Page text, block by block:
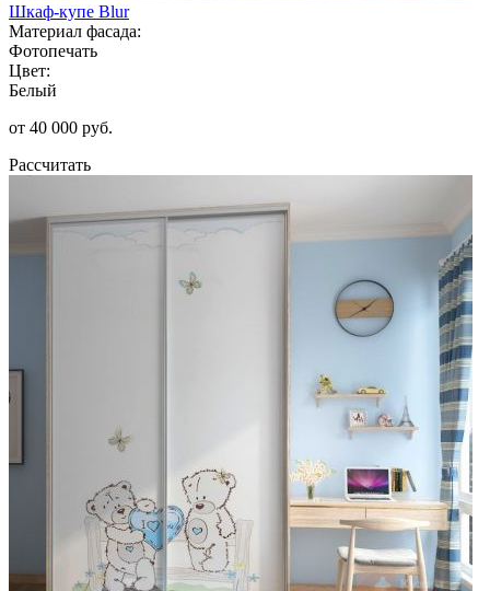
Шкаф-купе Blur
Материал фасада:
Фотопечать
Цвет:
Белый
от 40 000 руб.
Рассчитать